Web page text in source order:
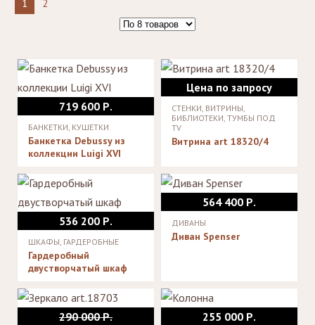
1 2
719 600 Р.
БАНКЕТКИ, КУШЕТКИ
Банкетка Debussy из
коллекции Luigi XVI
Цена по запросу
СТЕНКИ, ВИТРИНЫ,
БИБЛИОТЕКИ, ТУМБЫ ПОД
TV
Витрина art 18320/4
536 200 Р.
ШКАФЫ, ГАРДЕРОБНЫЕ
Гардеробный
двустворчатый шкаф
564 400 Р.
ДИВАНЫ
Диван Spenser
290 000 Р.
255 000 Р.